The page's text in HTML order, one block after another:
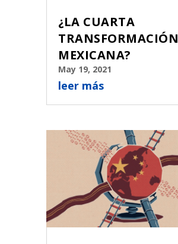
¿LA CUARTA
TRANSFORMACIÓN
MEXICANA?
May 19, 2021
leer más